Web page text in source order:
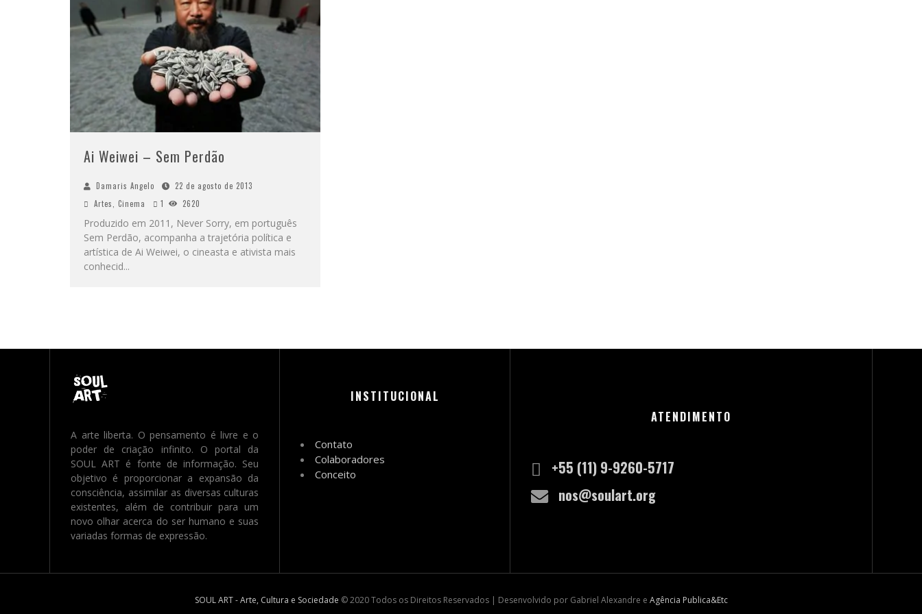
Ai Weiwei – Sem Perdão
Damaris Angelo
22 de agosto de 2013
Artes
Cinema 1 2620
Produzido em 2011, Never Sorry, em português
Sem Perdão, acompanha a trajetória política e
artística de Ai Weiwei, o cineasta e ativista mais
conhecid...
A arte liberta. O pensamento é livre e o
poder de criação infinito. O portal da
SOUL ART é fonte de informação. Seu
objetivo é proporcionar a expansão da
consciência, assimilar as diversas culturas
existentes, além de contribuir para um
novo olhar acerca do ser humano e suas
variadas formas de expressão.
INSTITUCIONAL
Contato
Colaboradores
Conceito
ATENDIMENTO
+55 (11) 9-9260-5717
nos@soulart.org
SOUL ART - Arte, Cultura e Sociedade © 2020 Todos os Direitos Reservados | Desenvolvido por Gabriel Alexandre e Agência Publica&Etc